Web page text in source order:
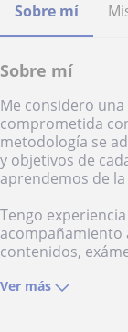
Sobre mí
Sobre mí
Me considero
comprometida
metodología se
y objetivos de
aprendemos de
Tengo
acompañamiento
contenidos,
Ver más